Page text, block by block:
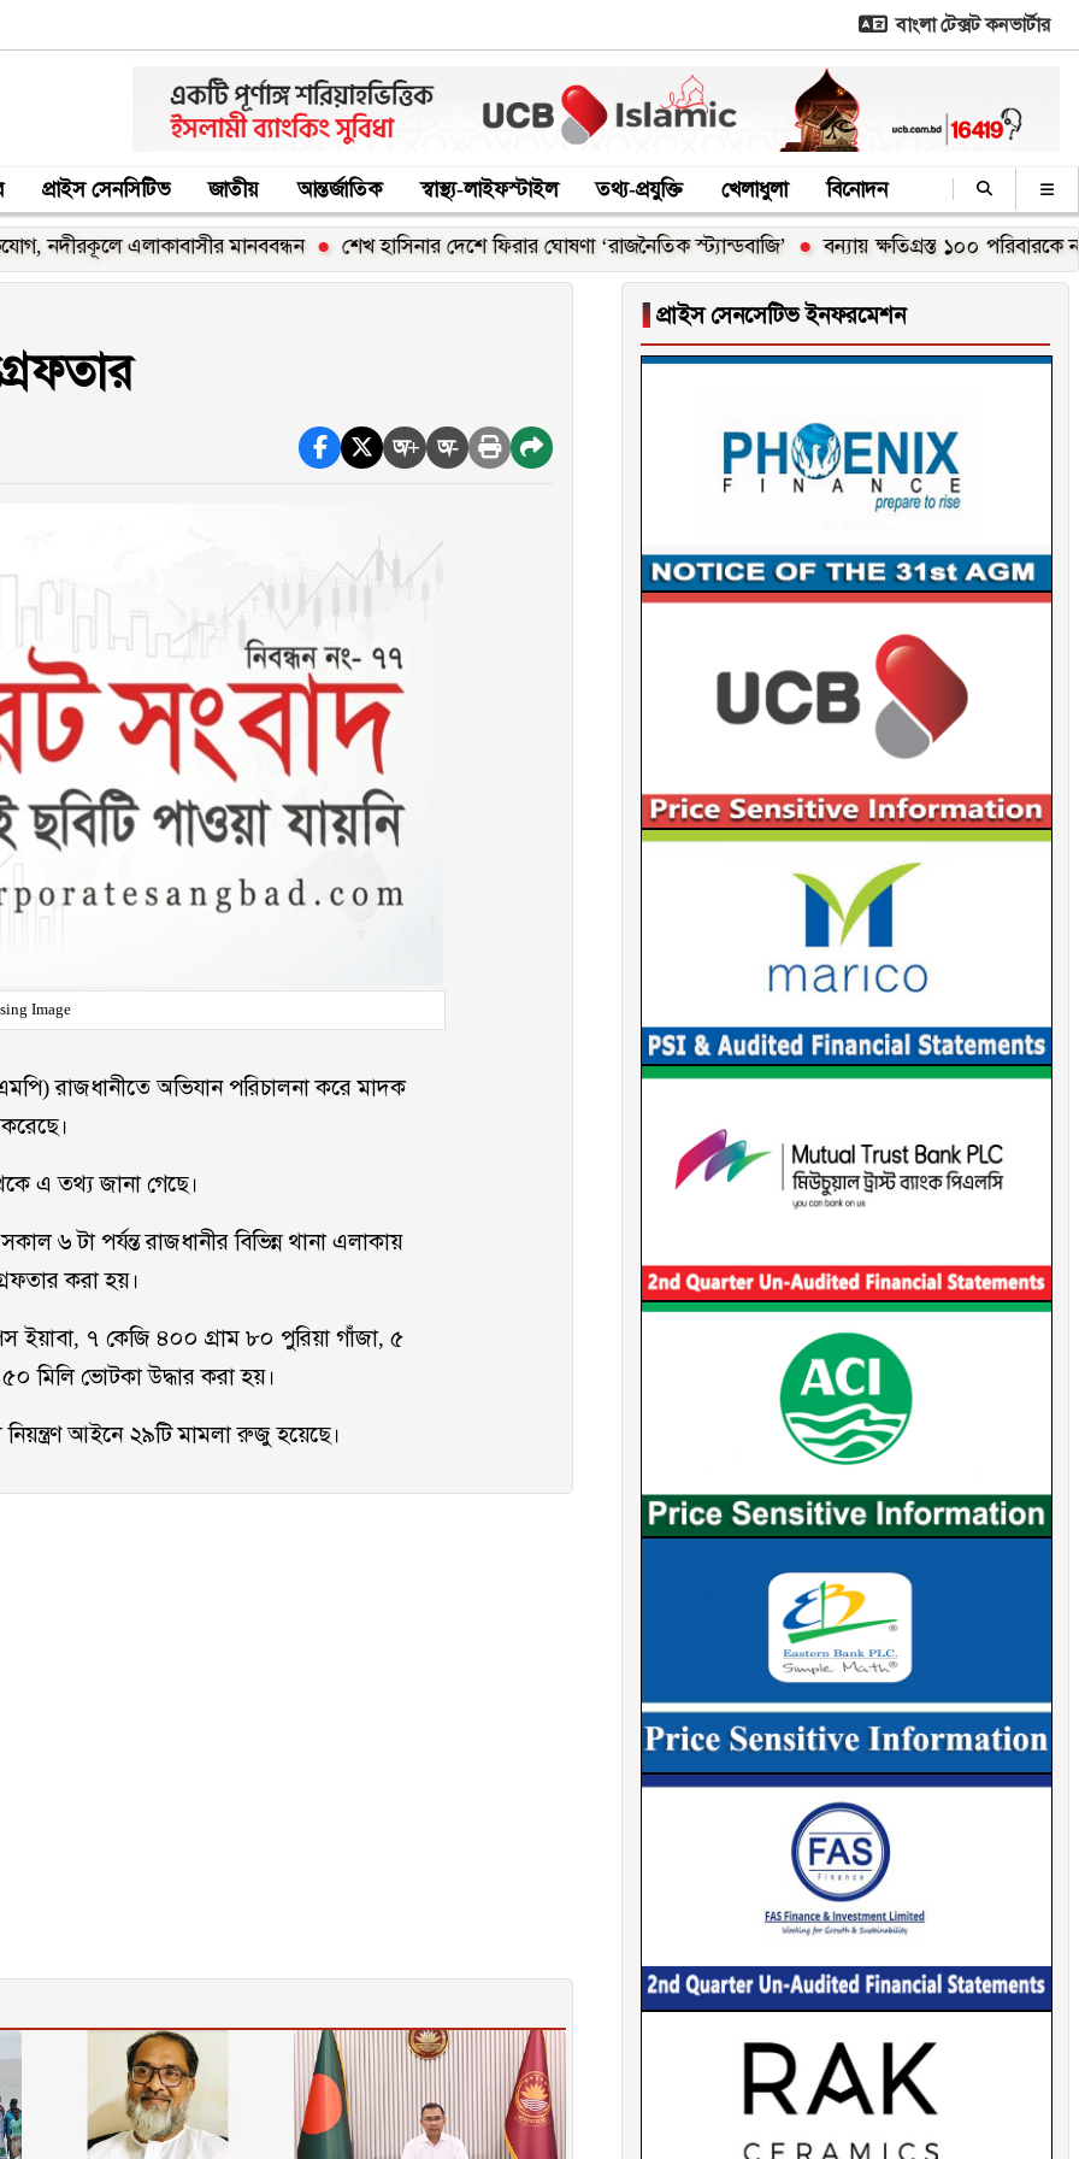
বাংলা টেক্সট কনভার্টার
প্রাইস সেনসিটিভ জাতীয় আন্তর্জাতিক স্বাস্থ্য-লাইফস্টাইল তথ্য-প্রযুক্তি খেলাধুলা বিনোদন
এলাকাবাসীর মানববন্ধন শেখ হাসিনার দেশে ফিরার ঘোষণা ‘রাজনৈতিক স্ট্যান্ডবাজি’ বন্যায় ক্ষতিগ্রস্ত ১০০ পরিবারকে নতুন ঘর
অ+ অ-
Image
রাজধানীতে অভিযান পরিচালনা করে মাদক
এ তথ্য জানা গেছে।
৬ টা পর্যন্ত রাজধানীর বিভিন্ন থানা এলাকায়
করা হয়।
ইয়াবা, ৭ কেজি ৪০০ গ্রাম ৮০ পুরিয়া গাঁজা, ৫
মিলি ভোটকা উদ্ধার করা হয়।
নিয়ন্ত্রণ আইনে ২৯টি মামলা রুজু হয়েছে।
▐ প্রাইস সেনসেটিভ ইনফরমেশন